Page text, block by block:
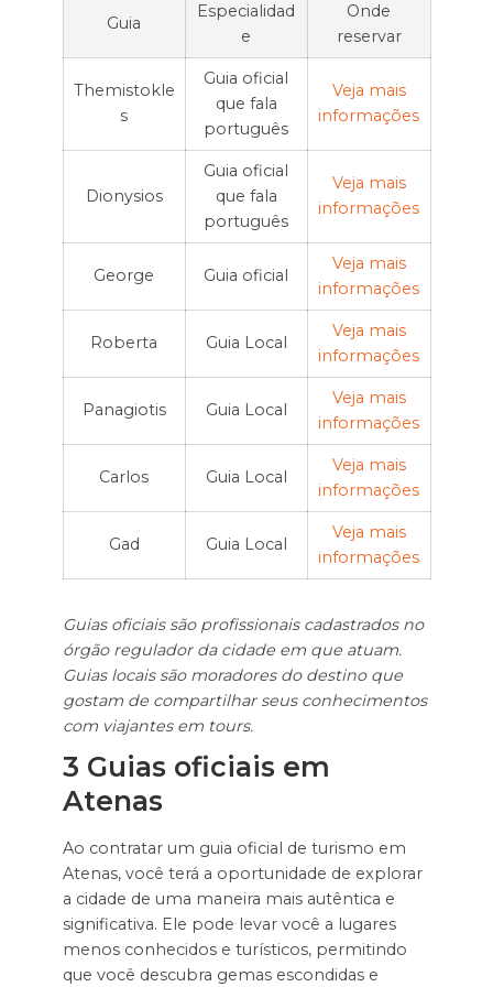
Guia
Especialidad
e
Onde
reservar
Themistokle
s
Guia oficial
que fala
português
Veja mais
informações
Dionysios
Guia oficial
que fala
português
Veja mais
informações
George Guia oficial
Veja mais
informações
Roberta Guia Local
Veja mais
informações
Panagiotis Guia Local
Veja mais
informações
Carlos Guia Local
Veja mais
informações
Gad Guia Local
Veja mais
informações
Guias oficiais são profissionais cadastrados no
órgão regulador da cidade em que atuam.
Guias locais são moradores do destino que
gostam de compartilhar seus conhecimentos
com viajantes em tours.
3 Guias oficiais em
Atenas
Ao contratar um guia oficial de turismo em
Atenas, você terá a oportunidade de explorar
a cidade de uma maneira mais autêntica e
significativa. Ele pode levar você a lugares
menos conhecidos e turísticos, permitindo
que você descubra gemas escondidas e